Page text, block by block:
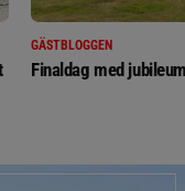
GÄSTBLOGGEN
Finaldag med